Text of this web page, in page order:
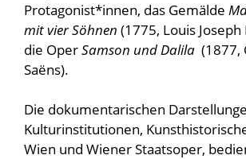
Protagonist*innen, das Gemälde
mit vier Söhnen (1775, Louis
die OperSamson und Dalila (1877,
Saëns).
Die dokumentarischen
Kulturinstitutionen,
Wien und Wiener Staatsoper,